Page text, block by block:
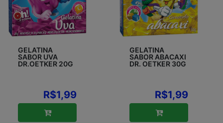
GELATINA
SABOR UVA
DR.OETKER 20G
R$1,99
GELATINA
SABOR ABACAXI
DR. OETKER 30G
R$1,99